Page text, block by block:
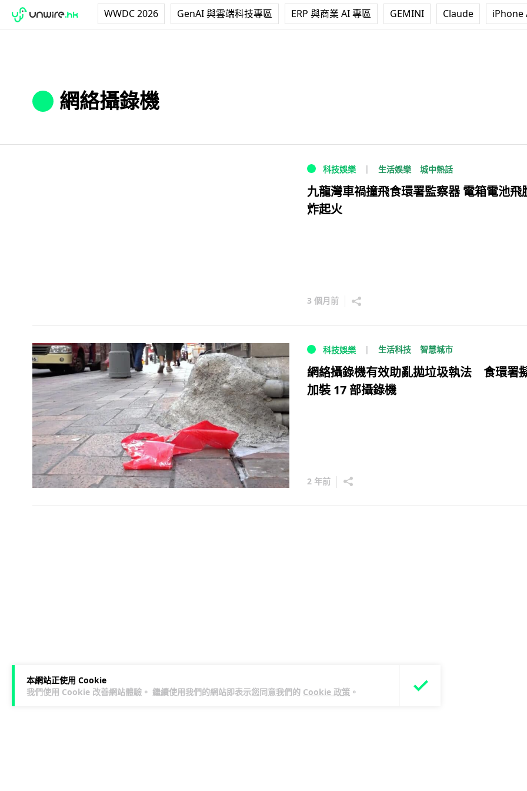
WWDC 2026 GenAI 與雲端科技專區 ERP 與商業 AI 專區 GEMINI Claude iPhone
本網站正使用 Cookie
我們使用 Cookie 改善網站體驗。 繼續使用我們的網站即表示您同意我們的 Cookie 政策 。
網絡攝錄機
科技娛樂 生活娛樂 城中熱話
九龍灣車禍撞飛食環署監察器 電箱電池飛
炸起火
3 個月前
科技娛樂 生活科技 智慧城市
網絡攝錄機有效助亂拋垃圾執法 食環署
加裝 17 部攝錄機
2 年前